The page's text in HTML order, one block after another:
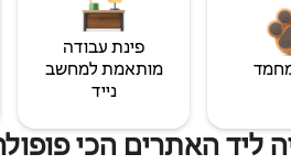
פינת עבודה
מותאמת למחשב
נייד
ליד האתרים הכי